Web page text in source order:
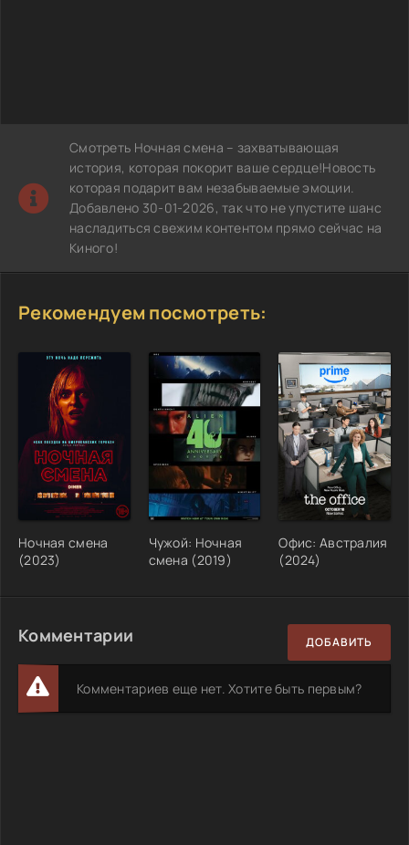
Смотреть Ночная смена – захватывающая
история, которая покорит ваше сердце!Новость
которая подарит вам незабываемые эмоции.
Добавлено 30-01-2026, так что не упустите шанс
насладиться свежим контентом прямо сейчас на
Киного!
Рекомендуем посмотреть:
Ночная смена
(2023)
Чужой: Ночная
смена (2019)
Офис: Австралия
(2024)
Комментарии ДОБАВИТЬ
Комментариев еще нет. Хотите быть первым?